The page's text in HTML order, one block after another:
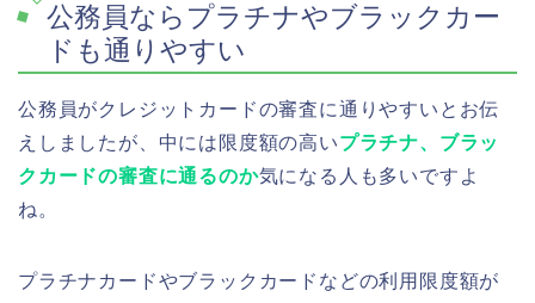
公務員ならプラチナやブラックカー
ドも通りやすい
公務員がクレジットカードの審査に通りやすいとお伝
えしましたが、中には限度額の高いプラチナ、ブラッ
クカードの審査に通るのか気になる人も多いですよ
ね。
プラチナカードやブラックカードなどの利用限度額が